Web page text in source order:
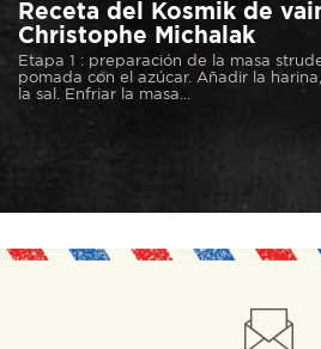
Receta del Kosmik de
Christophe Michalak
Etapa 1 : preparación de la masa
pomada con el azúcar. Añadir la
la sal. Enfriar la masa...